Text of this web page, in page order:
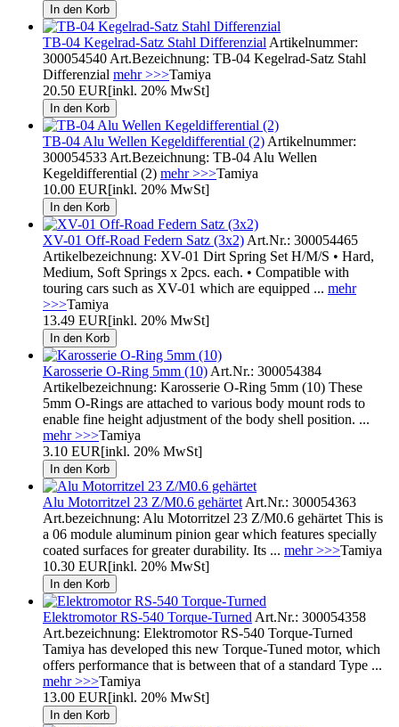
TB-04 Kegelrad-Satz Stahl Differenzial Artikelnummer:
300054540 Art.Bezeichnung: TB-04 Kegelrad-Satz Stahl
Differenzial mehr >>>Tamiya
20.50 EUR[inkl. 20% MwSt]
TB-04 Alu Wellen Kegeldifferential (2) Artikelnummer:
300054533 Art.Bezeichnung: TB-04 Alu Wellen
Kegeldifferential (2) mehr >>>Tamiya
10.00 EUR[inkl. 20% MwSt]
XV-01 Off-Road Federn Satz (3x2) Art.Nr.: 300054465
Artikelbezeichnung: XV-01 Dirt Spring Set H/M/S • Hard,
Medium, Soft Springs x 2pcs. each. • Compatible with
touring cars such as XV-01 which are equipped ... mehr
>>>Tamiya
13.49 EUR[inkl. 20% MwSt]
Karosserie O-Ring 5mm (10) Art.Nr.: 300054384
Artikelbezeichnung: Karosserie O-Ring 5mm (10) These
5mm O-Rings are attached to various body mount rods to
enable fine height adjustment of the body shell position. ...
mehr >>>Tamiya
3.10 EUR[inkl. 20% MwSt]
Alu Motorritzel 23 Z/M0.6 gehärtet Art.Nr.: 300054363
Art.bezeichnung: Alu Motorritzel 23 Z/M0.6 gehärtet This is
a 06 module aluminum pinion gear which features specially
coated surfaces for greater durability. Its ... mehr >>>Tamiya
10.30 EUR[inkl. 20% MwSt]
Elektromotor RS-540 Torque-Turned Art.Nr.: 300054358
Art.bezeichnung: Elektromotor RS-540 Torque-Turned
Tamiya has developed this new Torque-Tuned motor, which
offers performance that is between that of a standard Type ...
mehr >>>Tamiya
13.00 EUR[inkl. 20% MwSt]